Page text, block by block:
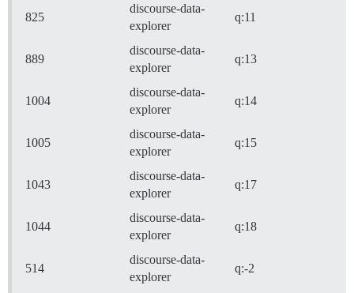
825
discourse-data-
explorer
q:11
889
discourse-data-
explorer
q:13
1004
discourse-data-
explorer
q:14
1005
discourse-data-
explorer
q:15
1043
discourse-data-
explorer
q:17
1044
discourse-data-
explorer
q:18
514
discourse-data-
explorer
q:-2